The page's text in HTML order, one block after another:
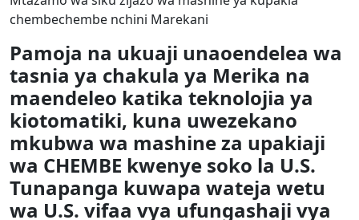
chembechembe nchini Marekani
Pamoja na ukuaji unaoendelea wa
tasnia ya chakula ya Merika na
maendeleo katika teknolojia ya
kiotomatiki, kuna uwezekano
mkubwa wa mashine za upakiaji
wa CHEMBE kwenye soko la U.S.
Tunapanga kuwapa wateja wetu
wa U.S. vifaa vya ufungashaji vya